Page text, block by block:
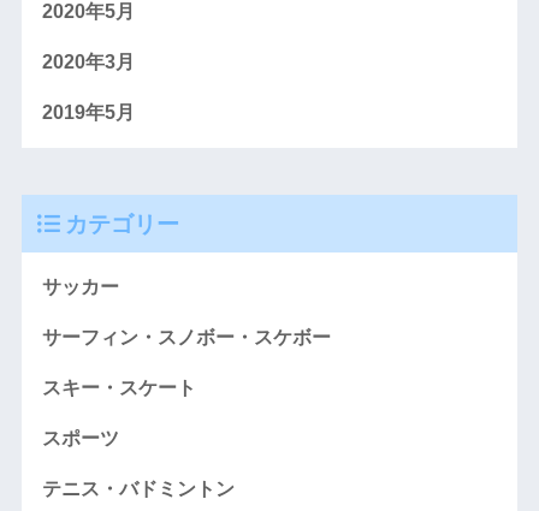
2020年5月
2020年3月
2019年5月
カテゴリー
サッカー
サーフィン・スノボー・スケボー
スキー・スケート
スポーツ
テニス・バドミントン